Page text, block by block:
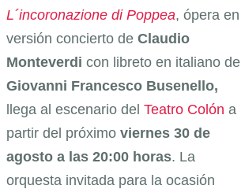
L´incoronazione di Poppea, ópera en
versión concierto de Claudio
Monteverdi con libreto en italiano de
Giovanni Francesco Busenello,
llega al escenario del Teatro Colón a
partir del próximo viernes 30 de
agosto a las 20:00 horas. La
orquesta invitada para la ocasión